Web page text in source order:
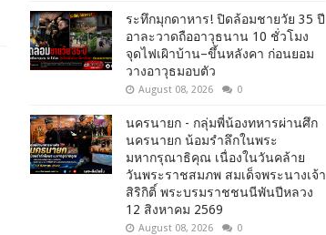
ระทึกมุกดาหาร! ปิดล้อมชายวัย 35 ปี
อาละวาดถืออาวุธนาน 10 ชั่วโมง
จุดไฟเผิาบ้าน–ขึ้นหลังคา ก่อนยอม
วางอาวุธมอบตัว
August 08, 2026 0
นครนายก - กลุ่มพี่น้องทหารผ่านศึก
นครนายก น้อมรำลึกในพระ
มหากรุณาธิคุณ เนื่องในวันคล้าย
วันพระราชสมภพ สมเด็จพระนางเจ้า
สิริกิติ์ พระบรมราชชนนีพันปีหลวง
12 สิงหาคม 2569
August 08, 2026 0